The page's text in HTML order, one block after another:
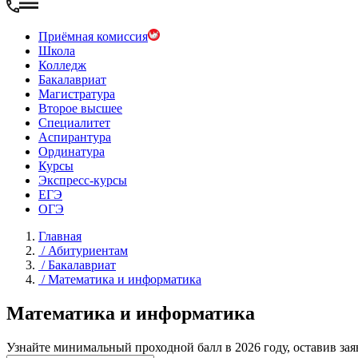
Приёмная комиссия
Школа
Колледж
Бакалавриат
Магистратура
Второе высшее
Специалитет
Аспирантура
Ординатура
Курсы
Экспресс-курсы
ЕГЭ
ОГЭ
Главная
/Абитуриентам
/Бакалавриат
/Математика и информатика
Математика и информатика
Узнайте минимальный проходной балл в 2026 году, оставив